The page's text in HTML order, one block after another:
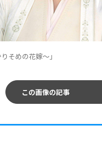
そめの花嫁～」
この画像の記事